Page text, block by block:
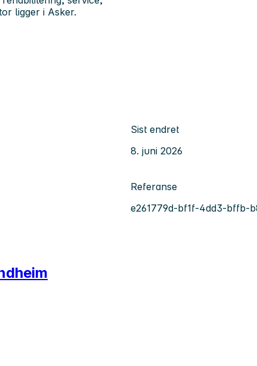
ligger i Asker.
Sist endret
8. juni 2026
Referanse
e261779d-bf1f-4dd3-bffb-